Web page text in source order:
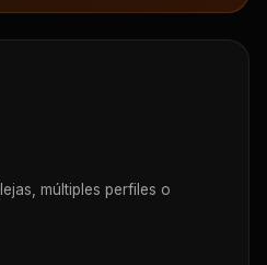
múltiples perfiles o